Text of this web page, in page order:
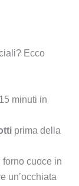
Ecco
minuti in
prima della
forno cuoce in
un’occhiata